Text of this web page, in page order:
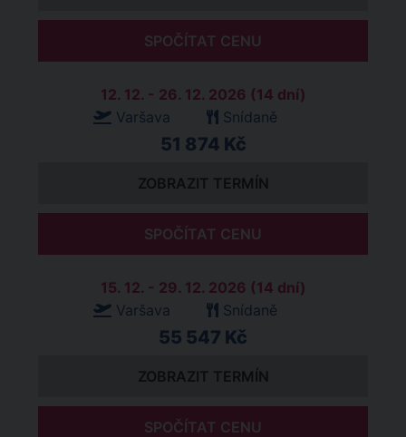
SPOČÍTAT CENU
12. 12. - 26. 12. 2026 (14 dní)
Varšava
Snídaně
51 874 Kč
ZOBRAZIT TERMÍN
SPOČÍTAT CENU
15. 12. - 29. 12. 2026 (14 dní)
Varšava
Snídaně
55 547 Kč
ZOBRAZIT TERMÍN
SPOČÍTAT CENU